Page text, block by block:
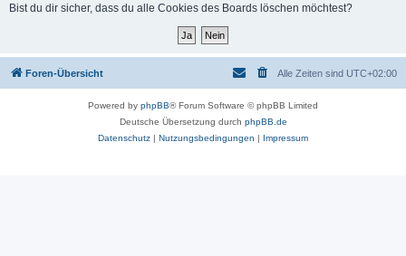
Bist du dir sicher, dass du alle Cookies des Boards löschen möchtest?
Foren-Übersicht Alle Zeiten sind UTC+02:00
Powered by phpBB® Forum Software © phpBB Limited
Deutsche Übersetzung durch phpBB.de
Datenschutz | Nutzungsbedingungen | Impressum